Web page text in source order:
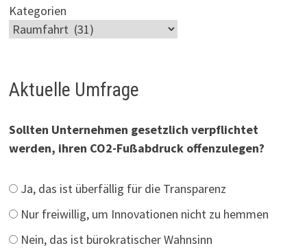
Kategorien
Aktuelle Umfrage
Sollten Unternehmen gesetzlich verpflichtet
werden, ihren CO2-Fußabdruck offenzulegen?
Ja, das ist überfällig für die Transparenz
Nur freiwillig, um Innovationen nicht zu hemmen
Nein, das ist bürokratischer Wahnsinn